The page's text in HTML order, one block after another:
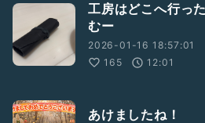
工房はどこへ行っ
むー
2026-01-16 18:57:01
165
12:01
あけましたね！